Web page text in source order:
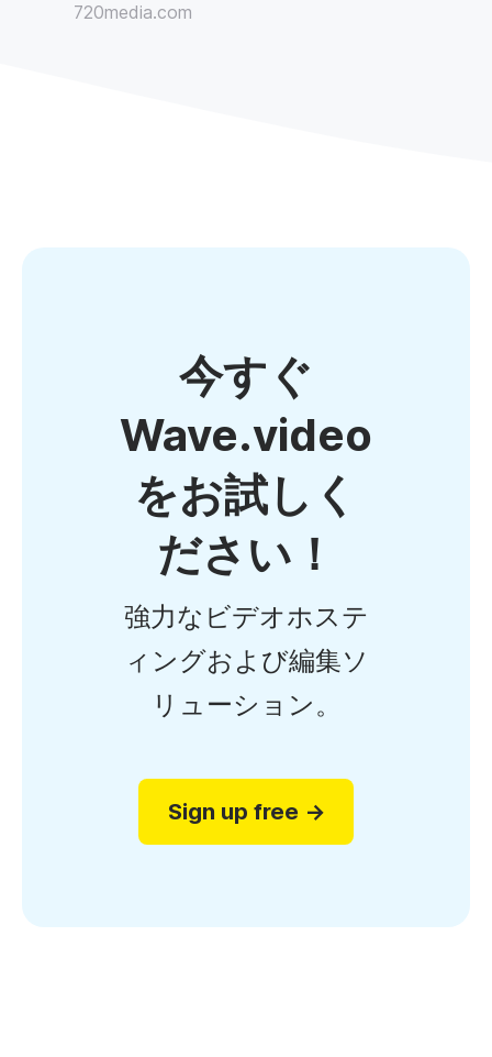
720media.com
今すぐ
Wave.video
をお試しく
ださい！
強力なビデオホステ
ィングおよび編集ソ
リューション。
Sign up free →